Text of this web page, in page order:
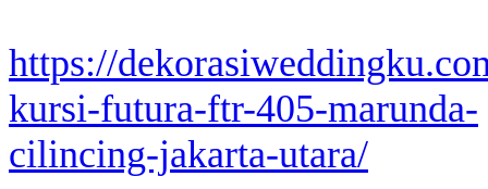
https://
kursi-futura-ftr-405-marunda-
cilincing-jakarta-utara/